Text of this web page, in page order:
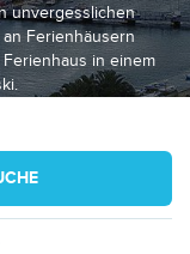
unvergesslichen
Ferienhäusern
in einem